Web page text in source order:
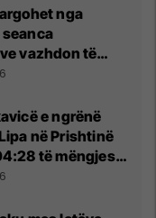
nga
vazhdon të
orën 11:00
e ngrënë
në Prishtinë
të mëngjesit
digjitale serbe